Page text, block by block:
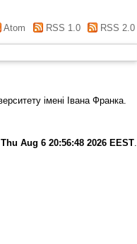
Atom RSS 1.0 RSS 2.0
імені Івана Франка.
Thu Aug 6 20:56:48 2026 EEST.